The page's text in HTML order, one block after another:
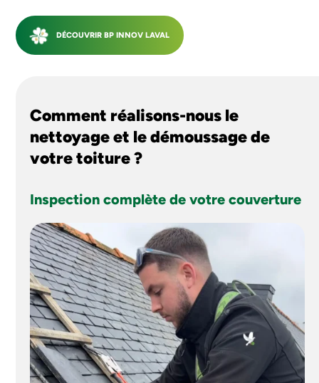
J'ESTIME MON PROJET
DÉCOUVRIR BP INNOV LAVAL
Comment réalisons-nous le
nettoyage et le démoussage de
votre toiture ?
Inspection complète de votre couverture